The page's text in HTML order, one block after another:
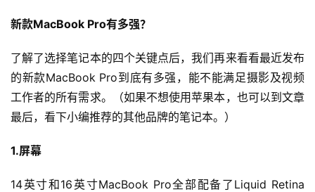
新款MacBook Pro有多强？
了解了选择笔记本的四个关键点后，我们再来看看最近发布
的新款MacBook Pro到底有多强，能不能满足摄影及视频
工作者的所有需求。（如果不想使用苹果本，也可以到文章
最后，看下小编推荐的其他品牌的笔记本。）
1.屏幕
14英寸和16英寸MacBook Pro全部配备了Liquid Retina